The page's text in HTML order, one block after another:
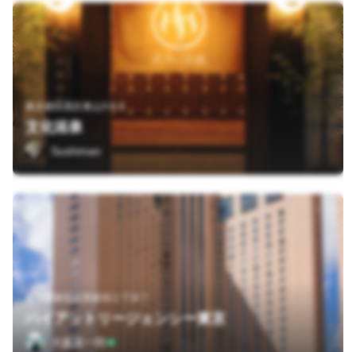
東京都目黒区東山3-6-8
文化浴泉
Sushiman
東京都新宿区西新宿２丁目７
ハイアットリージェンシー東京
大森英一郎